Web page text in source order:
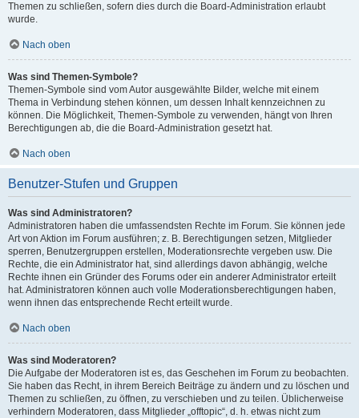
Themen zu schließen, sofern dies durch die Board-Administration erlaubt
wurde.
Nach oben
Was sind Themen-Symbole?
Themen-Symbole sind vom Autor ausgewählte Bilder, welche mit einem
Thema in Verbindung stehen können, um dessen Inhalt kennzeichnen zu
können. Die Möglichkeit, Themen-Symbole zu verwenden, hängt von Ihren
Berechtigungen ab, die die Board-Administration gesetzt hat.
Nach oben
Benutzer-Stufen und Gruppen
Was sind Administratoren?
Administratoren haben die umfassendsten Rechte im Forum. Sie können jede
Art von Aktion im Forum ausführen; z. B. Berechtigungen setzen, Mitglieder
sperren, Benutzergruppen erstellen, Moderationsrechte vergeben usw. Die
Rechte, die ein Administrator hat, sind allerdings davon abhängig, welche
Rechte ihnen ein Gründer des Forums oder ein anderer Administrator erteilt
hat. Administratoren können auch volle Moderationsberechtigungen haben,
wenn ihnen das entsprechende Recht erteilt wurde.
Nach oben
Was sind Moderatoren?
Die Aufgabe der Moderatoren ist es, das Geschehen im Forum zu beobachten.
Sie haben das Recht, in ihrem Bereich Beiträge zu ändern und zu löschen und
Themen zu schließen, zu öffnen, zu verschieben und zu teilen. Üblicherweise
verhindern Moderatoren, dass Mitglieder „offtopic“, d. h. etwas nicht zum